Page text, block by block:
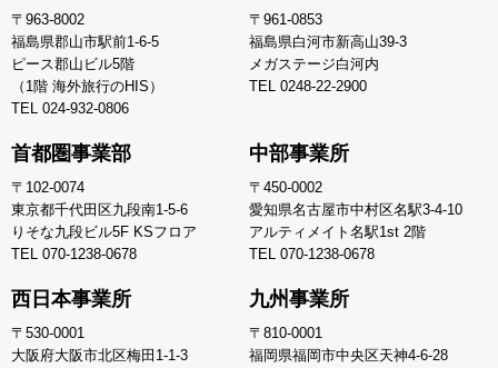
〒963-8002
福島県郡山市駅前1-6-5
ピース郡山ビル5階
（1階 海外旅行のHIS）
TEL 024-932-0806
〒961-0853
福島県白河市新高山39-3
メガステージ白河内
TEL 0248-22-2900
首都圏事業部
〒102-0074
東京都千代田区九段南1-5-6
りそな九段ビル5F KSフロア
TEL 070-1238-0678
中部事業所
〒450-0002
愛知県名古屋市中村区名駅3-4-10
アルティメイト名駅1st 2階
TEL 070-1238-0678
西日本事業所
〒530-0001
大阪府大阪市北区梅田1-1-3
九州事業所
〒810-0001
福岡県福岡市中央区天神4-6-28